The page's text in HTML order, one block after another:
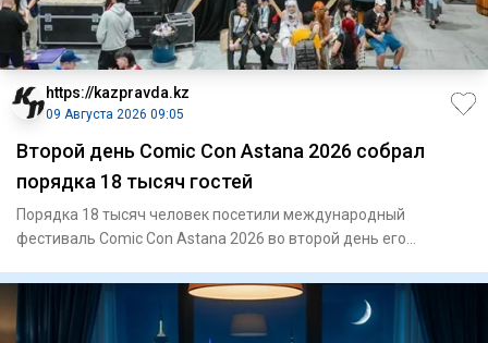
https://kazpravda.kz
09 Августа 2026 09:05
Второй день Comic Con Astana 2026 собрал
порядка 18 тысяч гостей
Порядка 18 тысяч человек посетили международный
фестиваль Comic Con Astana 2026 во второй день его